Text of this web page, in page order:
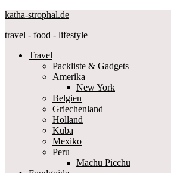
katha-strophal.de
travel - food - lifestyle
Travel
Packliste & Gadgets
Amerika
New York
Belgien
Griechenland
Holland
Kuba
Mexiko
Peru
Machu Picchu